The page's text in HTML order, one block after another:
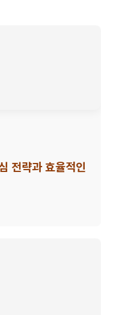
전략과 효율적인